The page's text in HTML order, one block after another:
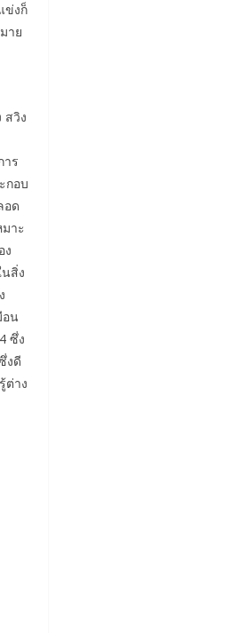
ข่งก็
าย
สวิง
ร
กอบ
อด
าะ
ง
สิ่ง
อน
ซึ่ง
งดี
ต่าง